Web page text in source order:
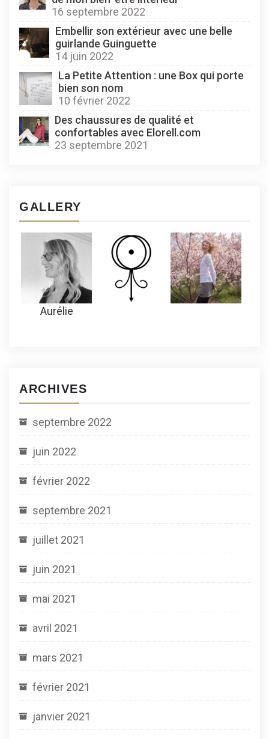
16 septembre 2022
Embellir son extérieur avec une belle
guirlande Guinguette
14 juin 2022
La Petite Attention : une Box qui porte
bien son nom
10 février 2022
Des chaussures de qualité et
confortables avec Elorell.com
23 septembre 2021
GALLERY
Aurélie
ARCHIVES
septembre 2022
juin 2022
février 2022
septembre 2021
juillet 2021
juin 2021
mai 2021
avril 2021
mars 2021
février 2021
janvier 2021